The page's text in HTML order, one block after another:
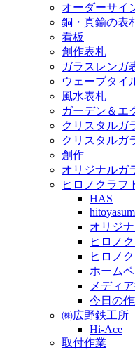
オーダーサイ
銅・真鍮の表
看板
創作表札
ガラスレンガ
ウェーブタイ
風水表札
ガーデン＆エ
クリスタルガ
クリスタルガ
創作
オリジナルガ
ヒロノクラフ
HAS
オリジ
ヒロノ
ヒロノ
ホーム
メディ
今日の
㈱広野鉄工所
Hi-Ace
取付作業